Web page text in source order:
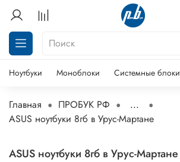
Ноутбуки Моноблоки Системные блоки
Главная ПРОБУК РФ
...
ASUS ноутбуки 8гб в Урус-Мартане
ASUS ноутбуки 8гб в Урус-Мартане